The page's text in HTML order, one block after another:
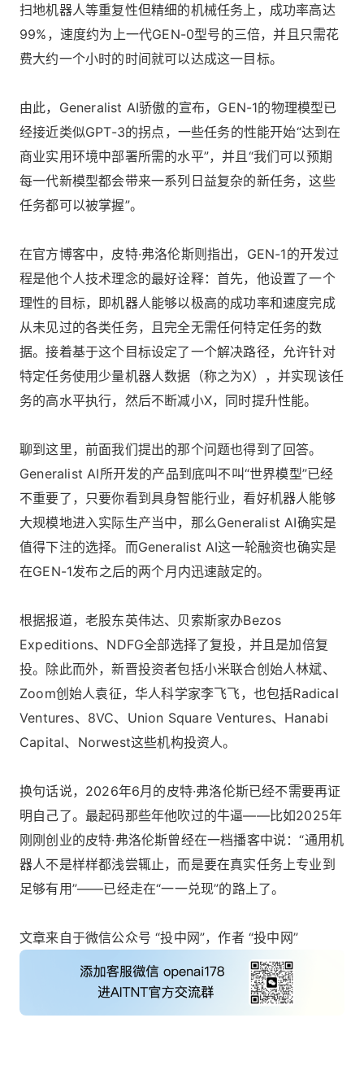
扫地机器人等重复性但精细的机械任务上，成功率高达
99%，速度约为上一代GEN-0型号的三倍，并且只需花
费大约一个小时的时间就可以达成这一目标。
由此，Generalist AI骄傲的宣布，GEN-1的物理模型已
经接近类似GPT-3的拐点，一些任务的性能开始“达到在
商业实用环境中部署所需的水平”，并且“我们可以预期
每一代新模型都会带来一系列日益复杂的新任务，这些
任务都可以被掌握”。
在官方博客中，皮特·弗洛伦斯则指出，GEN-1的开发过
程是他个人技术理念的最好诠释：首先，他设置了一个
理性的目标，即机器人能够以极高的成功率和速度完成
从未见过的各类任务，且完全无需任何特定任务的数
据。接着基于这个目标设定了一个解决路径，允许针对
特定任务使用少量机器人数据（称之为X），并实现该任
务的高水平执行，然后不断减小X，同时提升性能。
聊到这里，前面我们提出的那个问题也得到了回答。
Generalist AI所开发的产品到底叫不叫“世界模型”已经
不重要了，只要你看到具身智能行业，看好机器人能够
大规模地进入实际生产当中，那么Generalist AI确实是
值得下注的选择。而Generalist AI这一轮融资也确实是
在GEN-1发布之后的两个月内迅速敲定的。
根据报道，老股东英伟达、贝索斯家办Bezos
Expeditions、NDFG全部选择了复投，并且是加倍复
投。除此而外，新晋投资者包括小米联合创始人林斌、
Zoom创始人袁征，华人科学家李飞飞，也包括Radical
Ventures、8VC、Union Square Ventures、Hanabi
Capital、Norwest这些机构投资人。
换句话说，2026年6月的皮特·弗洛伦斯已经不需要再证
明自己了。最起码那些年他吹过的牛逼——比如2025年
刚刚创业的皮特·弗洛伦斯曾经在一档播客中说：“通用机
器人不是样样都浅尝辄止，而是要在真实任务上专业到
足够有用”——已经走在“一一兑现”的路上了。
文章来自于微信公众号 “投中网”，作者 “投中网”